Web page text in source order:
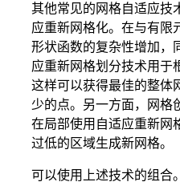
其他常见的网格自适应技
应重新网格化。在与有限
形状函数的复杂性增加，
应重新网格划分技术用于
这样可以获得最佳的整体
少的点。另一方面，网格
在局部使用自适应重新网
过低的区域生成新网格。
可以使用上述技术的组合